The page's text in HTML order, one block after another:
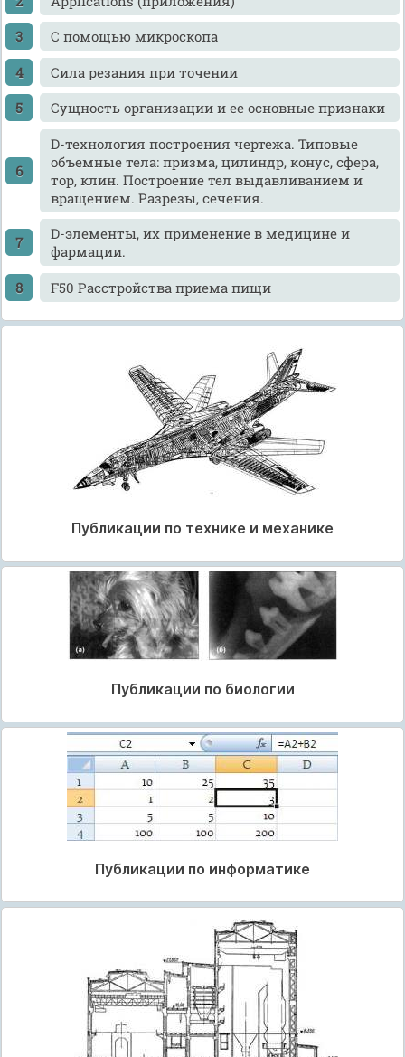
C помощью микроскопа
Cила резания при точении
Cущность организации и ее основные признаки
D-технология построения чертежа. Типовые
объемные тела: призма, цилиндр, конус, сфера,
тор, клин. Построение тел выдавливанием и
вращением. Разрезы, сечения.
D-элементы, их применение в медицине и
фармации.
F50 Расстройства приема пищи
Публикации по технике и механике
Публикации по биологии
Публикации по информатике